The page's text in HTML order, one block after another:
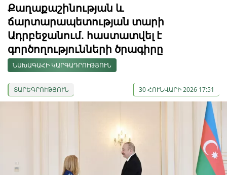
Քաղաքաշինության և
ճարտարապետության տարի
Ադրբեջանում. հաստատվել է
գործողությունների ծրագիրը
ՆԱԽԱԳԱՀԻ ԿԱՐԳԱԴՐՈՒԹՅՈՒՆ
ՏԱՐԵԳՐՈՒԹՅՈՒՆ 30 ՀՈՒՆՎԱՐԻ 2026 17:51